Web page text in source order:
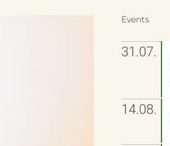
Events
31.07.
14.08.